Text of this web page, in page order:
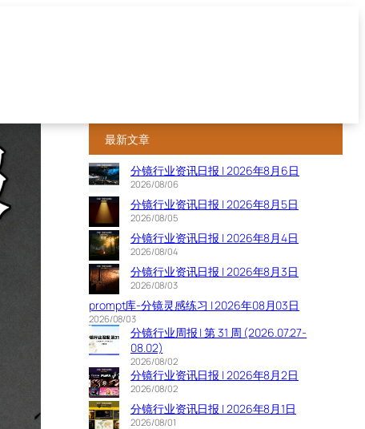
最新文章
分镜行业资讯日报 | 2026年8月6日
2026/08/06
分镜行业资讯日报 | 2026年8月5日
2026/08/05
分镜行业资讯日报 | 2026年8月4日
2026/08/04
分镜行业资讯日报 | 2026年8月3日
2026/08/03
prompt库-分镜灵感练习 | 2026年08月03日
2026/08/03
分镜行业周报 | 第 31 周 (2026.07.27-
08.02)
2026/08/02
分镜行业资讯日报 | 2026年8月2日
2026/08/02
分镜行业资讯日报 | 2026年8月1日
2026/08/01